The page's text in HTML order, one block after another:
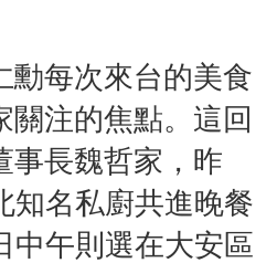
勳每次來台的美食
關注的焦點。這回
事長魏哲家，昨
知名私廚共進晚餐
中午則選在大安區